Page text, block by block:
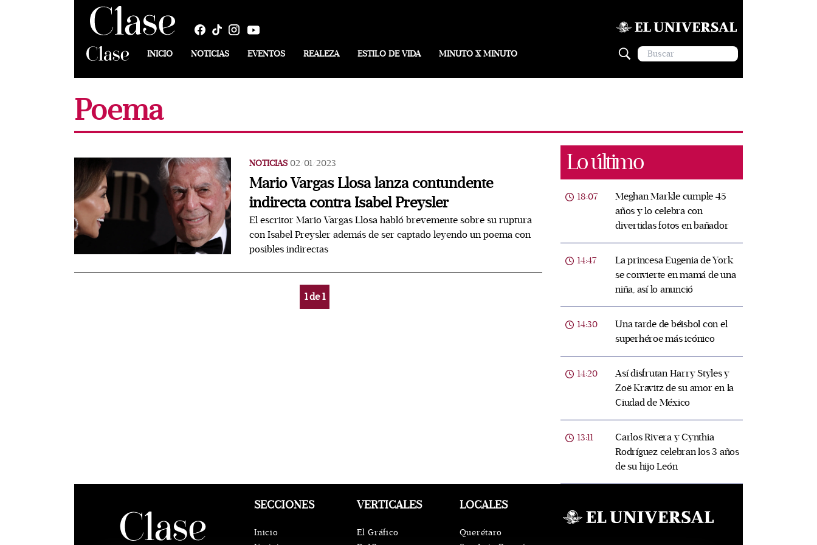
INICIO NOTICIAS EVENTOS REALEZA ESTILO DE VIDA MINUTO X MINUTO
Poema
NOTICIAS 02/01/2023
Mario Vargas Llosa lanza contundente
indirecta contra Isabel Preysler
El escritor Mario Vargas Llosa habló brevemente sobre su ruptura
con Isabel Preysler además de ser captado leyendo un poema con
posibles indirectas
1de1
Lo último
18:07
Meghan Markle cumple 45
años y lo celebra con
divertidas fotos en bañador
14:47
La princesa Eugenia de York
se convierte en mamá de una
niña, así lo anunció
14:30
Una tarde de béisbol con el
superhéroe más icónico
14:20
Así disfrutan Harry Styles y
Zoë Kravitz de su amor en la
Ciudad de México
13:11
Carlos Rivera y Cynthia
Rodríguez celebran los 3 años
de su hijo León
SECCIONES
Inicio
VERTICALES
El Gráfico
LOCALES
Querétaro